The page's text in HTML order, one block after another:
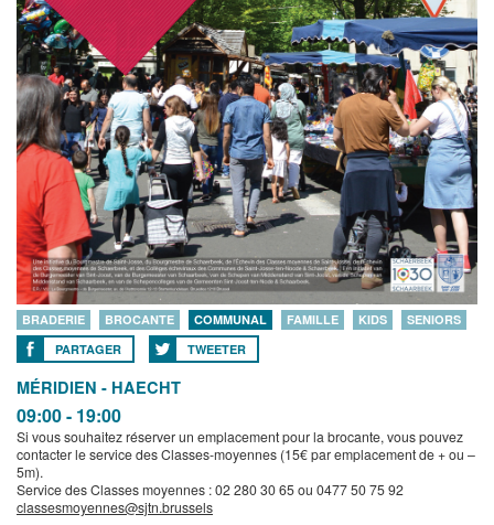
BRADERIE BROCANTE COMMUNAL FAMILLE KIDS
SENIORS
PARTAGER
TWEETER
MÉRIDIEN - HAECHT
09:00 - 19:00
Si vous souhaitez réserver un emplacement pour la brocante, vous pouvez
contacter le service des Classes-moyennes (15€ par emplacement de + ou –
5m).
Service des Classes moyennes : 02 280 30 65 ou 0477 50 75 92
classesmoyennes@sjtn.brussels